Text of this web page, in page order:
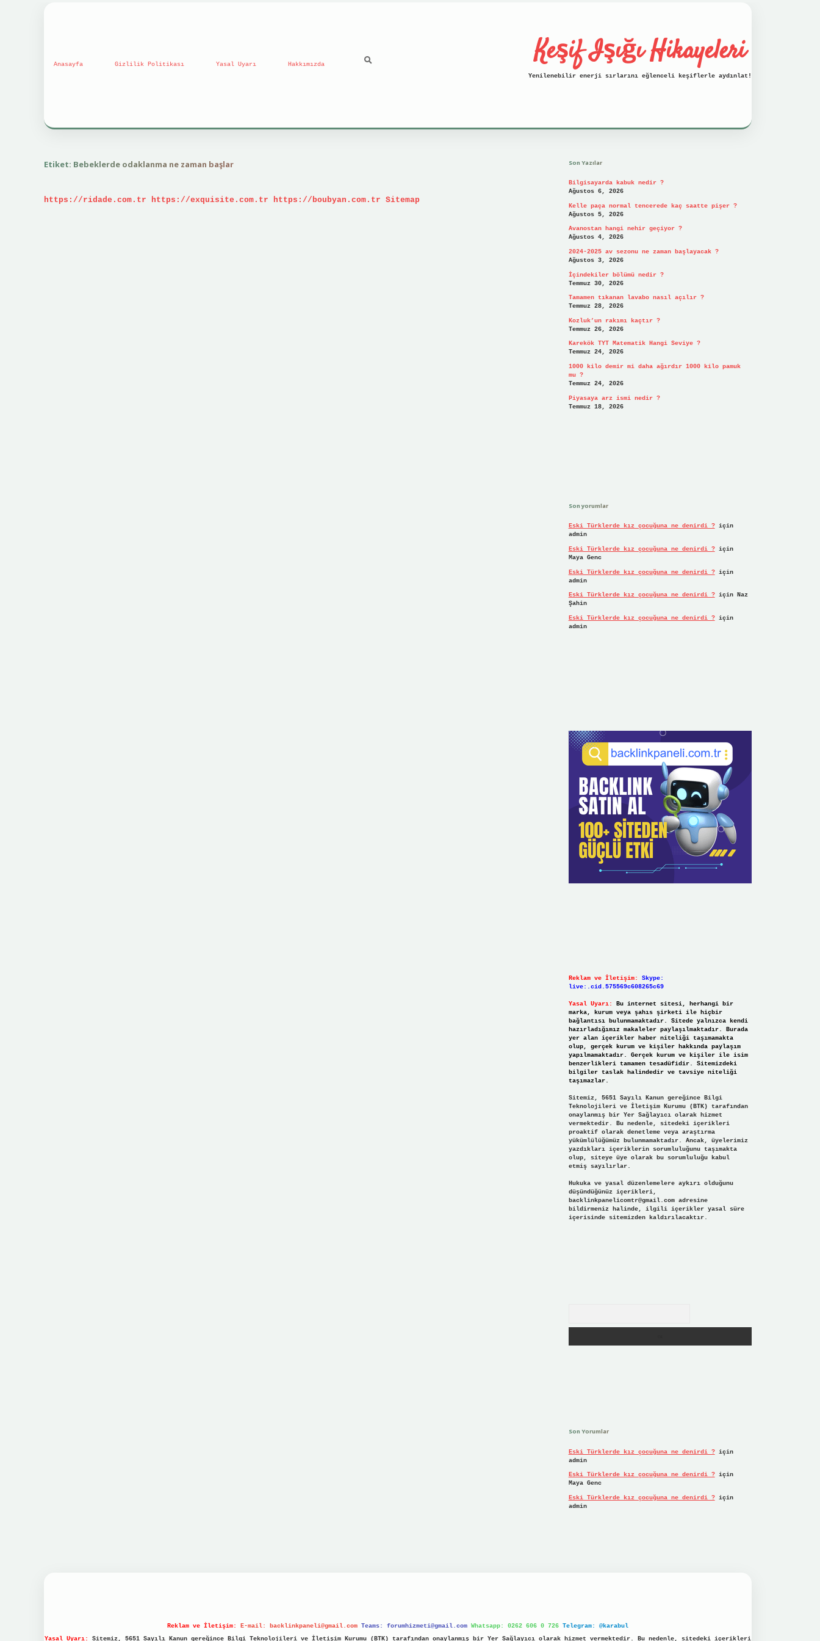
Anasayfa Gizlilik Politikası Yasal Uyarı Hakkımızda Keşif Işığı Hikayeleri
Yenilenebilir enerji sırlarını eğlenceli keşiflerle aydınlat!
Etiket: Bebeklerde odaklanma ne zaman başlar
https://ridade.com.tr https://exquisite.com.tr https://boubyan.com.tr Sitemap
Son Yazılar
Bilgisayarda kabuk nedir ?
Ağustos 6, 2026
Kelle paça normal tencerede kaç saatte pişer ?
Ağustos 5, 2026
Avanostan hangi nehir geçiyor ?
Ağustos 4, 2026
2024-2025 av sezonu ne zaman başlayacak ?
Ağustos 3, 2026
İçindekiler bölümü nedir ?
Temmuz 30, 2026
Tamamen tıkanan lavabo nasıl açılır ?
Temmuz 28, 2026
Kozluk’un rakımı kaçtır ?
Temmuz 26, 2026
Karekök TYT Matematik Hangi Seviye ?
Temmuz 24, 2026
1000 kilo demir mi daha ağırdır 1000 kilo pamuk
mu ?
Temmuz 24, 2026
Piyasaya arz ismi nedir ?
Temmuz 18, 2026
Son yorumlar
Eski Türklerde kız çocuğuna ne denirdi ?için
admin
Eski Türklerde kız çocuğuna ne denirdi ?için
Maya Genc
Eski Türklerde kız çocuğuna ne denirdi ?için
admin
Eski Türklerde kız çocuğuna ne denirdi ?için Naz
Şahin
Eski Türklerde kız çocuğuna ne denirdi ?için
admin
Reklam ve İletişim:
Skype:
live:.cid.575569c608265c69
Yasal Uyarı:
Bu internet sitesi, herhangi bir
marka, kurum veya şahıs şirketi ile hiçbir
bağlantısı bulunmamaktadır. Sitede yalnızca kendi
hazırladığımız makaleler paylaşılmaktadır. Burada
yer alan içerikler haber niteliği taşımamakta
olup, gerçek kurum ve kişiler hakkında paylaşım
yapılmamaktadır. Gerçek kurum ve kişiler ile isim
benzerlikleri tamamen tesadüfidir. Sitemizdeki
bilgiler taslak halindedir ve tavsiye niteliği
taşımazlar.
Sitemiz, 5651 Sayılı Kanun gereğince Bilgi
Teknolojileri ve İletişim Kurumu (BTK) tarafından
onaylanmış bir Yer Sağlayıcı olarak hizmet
vermektedir. Bu nedenle, sitedeki içerikleri
proaktif olarak denetleme veya araştırma
yükümlülüğümüz bulunmamaktadır. Ancak, üyelerimiz
yazdıkları içeriklerin sorumluluğunu taşımakta
olup, siteye üye olarak bu sorumluluğu kabul
etmiş sayılırlar.
Hukuka ve yasal düzenlemelere aykırı olduğunu
düşündüğünüz içerikleri,
backlinkpanelicomtr@gmail.comadresine
bildirmeniz halinde, ilgili içerikler yasal süre
içerisinde sitemizden kaldırılacaktır.
Son Yorumlar
Eski Türklerde kız çocuğuna ne denirdi ?için
admin
Eski Türklerde kız çocuğuna ne denirdi ?için
Maya Genc
Eski Türklerde kız çocuğuna ne denirdi ?için
admin
Reklam ve İletişim: E-mail: backlinkpaneli@gmail.com Teams: forumhizmeti@gmail.com Whatsapp: 0262 606 0 726
Telegram: @karabul
Yasal Uyarı:
Sitemiz, 5651 Sayılı Kanun gereğince Bilgi Teknolojileri ve İletişim Kurumu (BTK) tarafından onaylanmış bir Yer Sağlayıcı olarak hizmet vermektedir. Bu nedenle, sitedeki içerikleri